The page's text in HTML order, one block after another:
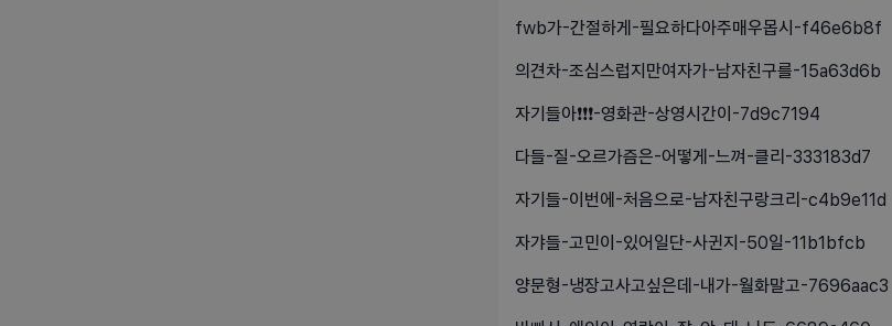
fwb가-간절하게-필요하다아주매우몹시-f46e6b8f
의견차-조심스럽지만여자가-남자친구를-15a63d6b
자기들아❗️❗️❗️-영화관-상영시간이-7d9c7194
다들-질-오르가즘은-어떻게-느껴-클리-333183d7
자기들-이번에-처음으로-남자친구랑크리-c4b9e11d
자갸들-고민이-있어일단-사귄지-50일-11b1bfcb
양문형-냉장고사고싶은데-내가-월화말고-7696aac3